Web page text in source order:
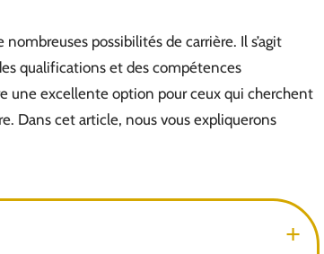
possibilités de carrière. Il s’agit
qualifications et des compétences
une excellente option pour ceux qui cherchent
Dans cet article, nous vous expliquerons